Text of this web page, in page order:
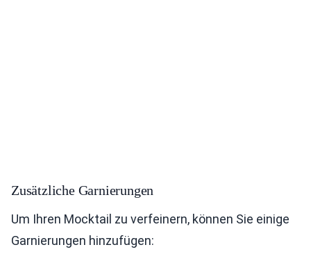
Zusätzliche Garnierungen
Um Ihren Mocktail zu verfeinern, können Sie einige
Garnierungen hinzufügen: